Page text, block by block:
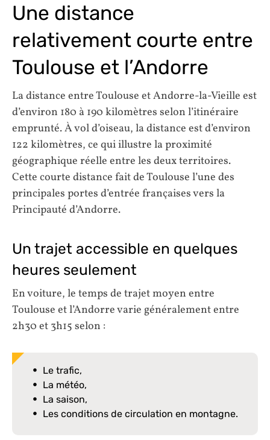
Une distance
relativement courte entre
Toulouse et l’Andorre
La distance entre Toulouse et Andorre-la-Vieille est
d’environ 180 à 190 kilomètres selon l’itinéraire
emprunté. À vol d’oiseau, la distance est d’environ
122 kilomètres, ce qui illustre la proximité
géographique réelle entre les deux territoires.
Cette courte distance fait de Toulouse l’une des
principales portes d’entrée françaises vers la
Principauté d’Andorre.
Un trajet accessible en quelques
heures seulement
En voiture, le temps de trajet moyen entre
Toulouse et l’Andorre varie généralement entre
2h30 et 3h15 selon :
Le trafic,
La météo,
La saison,
Les conditions de circulation en montagne.